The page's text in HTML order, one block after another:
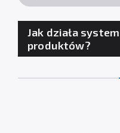
Jak działa
produktów?